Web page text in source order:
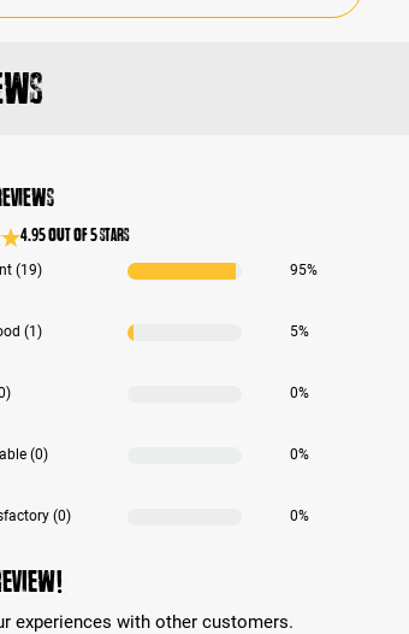
4.9 of 5 Stars
4.95 out of 5 stars
(19) 95%
(1) 5%
0%
(0) 0%
(0) 0%
experiences with other customers.